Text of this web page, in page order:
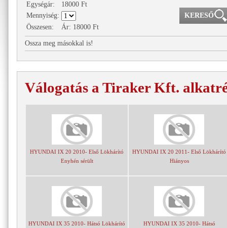
Egységár: 18000 Ft
Mennyiség:
Összesen:
Ár: 18000 Ft
Ossza meg másokkal is!
Válogatás a Tiraker Kft.
HYUNDAI IX 20 2010- Első Lökhárító
Enyhén sérült
HYUNDAI IX 20 2011- Első Lökhárító
Hiányos
HYUNDAI IX 35 2010- Hátsó Lökhárító
HYUNDAI IX 35 2010- Hátsó